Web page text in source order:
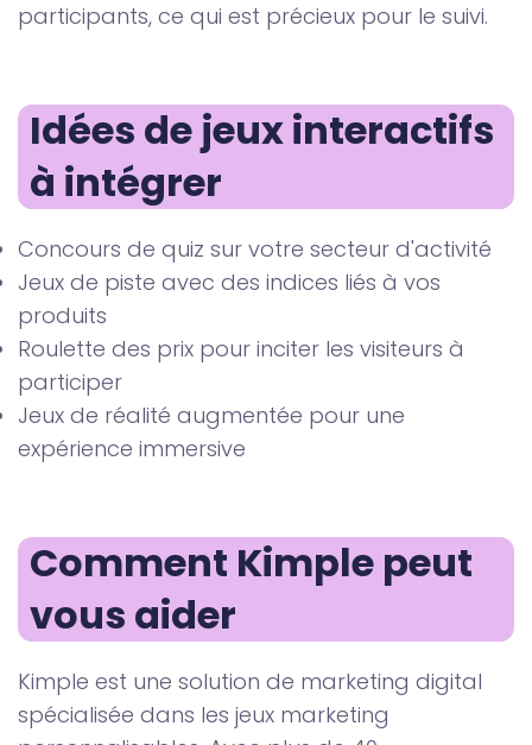
participants, ce qui est précieux pour le suivi.
Idées de jeux interactifs
à intégrer
Concours de quiz sur votre secteur d'activité
Jeux de piste avec des indices liés à vos
produits
Roulette des prix pour inciter les visiteurs à
participer
Jeux de réalité augmentée pour une
expérience immersive
Comment Kimple peut
vous aider
Kimple est une solution de marketing digital
spécialisée dans les jeux marketing